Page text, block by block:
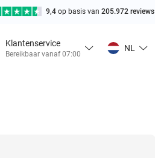
9,4 op basis van 205.972 reviews
Klantenservice
Bereikbaar vanaf 07:00
NL